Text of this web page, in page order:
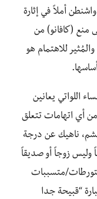
أملاً في إثارة
منع (كافانو) من
للاهتمام هو
اللواتي يعانين
أي اتهامات تتعلق
ناهيك عن درجة
وليس زوجاً أو صديقاً
متسببات
“قبيحة جدا